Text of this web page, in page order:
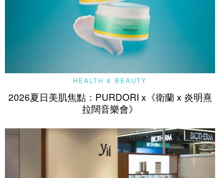
HEALTH & BEAUTY
2026夏日美肌焦點：PURDORI x《衛蘭 x 炎明熹
拉闊音樂會》